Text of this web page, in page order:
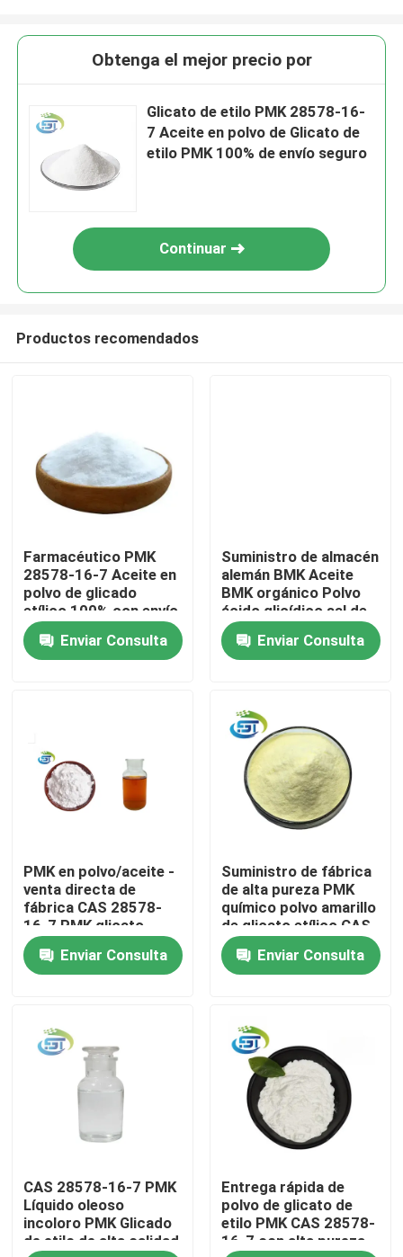
Productos
Viaje de la fábrica
Control de calidad
Pida una cita
Sustancia química de BMK
Químico PMK
Sustancia química de BDO
Obtenga el mejor precio por
Glicato de etilo PMK 28578-16-
7 Aceite en polvo de Glicato de
etilo PMK 100% de envío seguro
Continuar
Productos recomendados
Farmacéutico PMK
28578-16-7 Aceite en
polvo de glicado
etílico 100% con envío
seguro
Enviar Consulta
Suministro de almacén
alemán BMK Aceite
BMK orgánico Polvo
ácido glicídico sal de
sodio
Enviar Consulta
PMK en polvo/aceite -
venta directa de
fábrica CAS 28578-
16-7 PMK glicato
etílico
Enviar Consulta
Suministro de fábrica
de alta pureza PMK
químico polvo amarillo
de glicato etílico CAS
28578-16-7
Enviar Consulta
CAS 28578-16-7 PMK
Líquido oleoso
incoloro PMK Glicado
de etilo de alta calidad
Entrega rápida de
polvo de glicato de
etilo PMK CAS 28578-
16-7 con alta pureza